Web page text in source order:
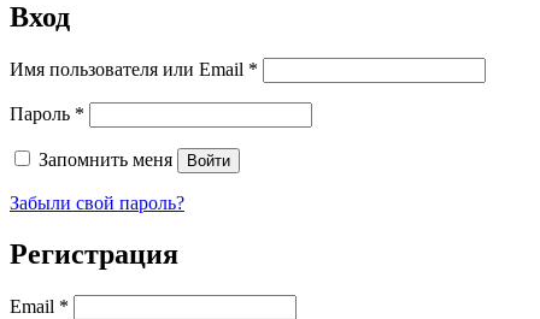
Вход
Имя пользователя или Email *
Пароль *
Запомнить меня Войти
Забыли свой пароль?
Регистрация
Email *